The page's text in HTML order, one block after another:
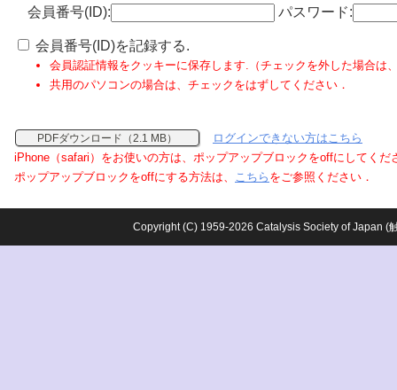
会員番号(ID): パスワード:
会員番号(ID)を記録する.
会員認証情報をクッキーに保存します.（チェックを外した場合は
共用のパソコンの場合は、チェックをはずしてください．
PDFダウンロード（2.1 MB）
ログインできない方はこちら
iPhone（safari）をお使いの方は、ポップアップブロックをoffにしてくだ
ポップアップブロックをoffにする方法は、 こちら をご参照ください．
Copyright (C) 1959-2026 Catalysis Society of Japan (